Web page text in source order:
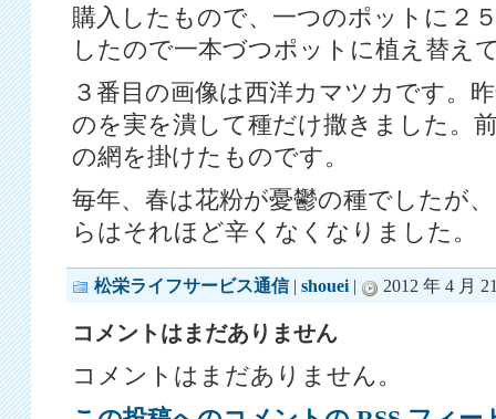
購入したもので、一つのポットに２
したので一本づつポットに植え替え
３番目の画像は西洋カマツカです。
のを実を潰して種だけ撒きました。
の網を掛けたものです。
毎年、春は花粉が憂鬱の種でしたが
らはそれほど辛くなくなりました。
松栄ライフサービス通信 | shouei | 2012 年 4 月
コメントはまだありません
コメントはまだありません。